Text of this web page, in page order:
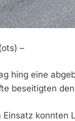
–
hing eine
beseitigten
Einsatz konnten